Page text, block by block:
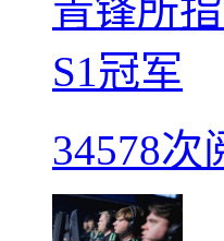
青锋所
S1冠军
34578次